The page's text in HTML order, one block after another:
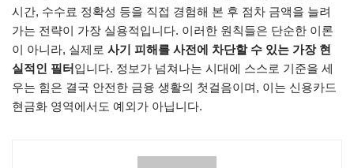
시간, 수수료 정확성 등을 직접 경험해 본 후 점차 금액을 늘려
가는 전략이 가장 실용적입니다. 이러한 원칙들은 단순한 이론
이 아니라, 실제로 사기 피해를 사전에 차단할 수 있는 가장 현
실적인 필터입니다. 정보가 넘쳐나는 시대에 스스로 기준을 세
우는 힘은 결국 안전한 금융 생활의 첫걸음이며, 이는 신용카드
현금화 영역에서도 예외가 아닙니다.